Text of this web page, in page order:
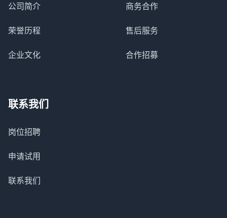
公司简介
荣誉历程
企业文化
商务合作
售后服务
合作招募
联系我们
岗位招聘
申请试用
联系我们